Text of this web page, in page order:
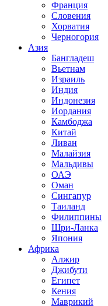
Франция
Словения
Хорватия
Черногория
Азия
Бангладеш
Вьетнам
Израиль
Индия
Индонезия
Иордания
Камбоджа
Китай
Ливан
Малайзия
Мальдивы
ОАЭ
Оман
Сингапур
Таиланд
Филиппины
Шри-Ланка
Япония
Африка
Алжир
Джибути
Египет
Кения
Маврикий